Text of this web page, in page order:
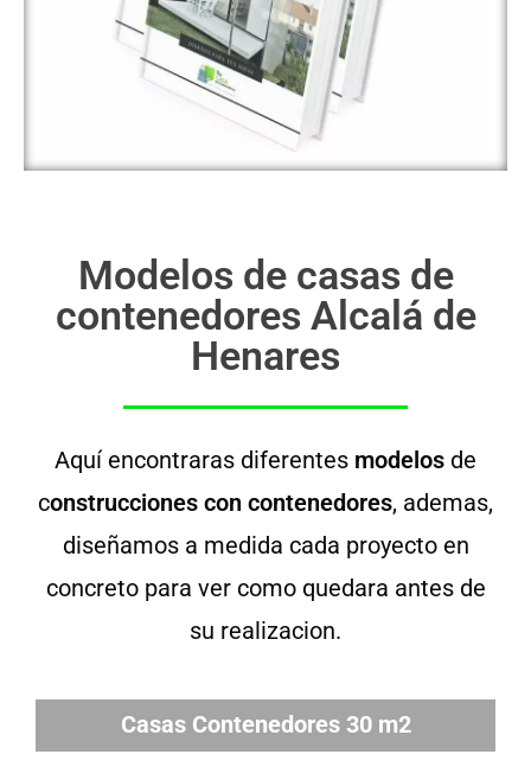
Modelos de casas de
contenedores Alcalá de
Henares
Aquí encontraras diferentes modelos de
construcciones con contenedores, ademas,
diseñamos a medida cada proyecto en
concreto para ver como quedara antes de
su realizacion.
Casas Contenedores 30 m2